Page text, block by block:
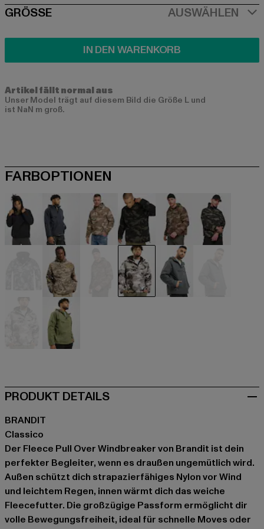
SIZE
GRÖSSE AUSWÄHLEN
IN DEN WARENKORB
Artikel fällt normal aus
Unser Model trägt auf diesem Bild die Größe L und
ist NaN m groß.
FARBOPTIONEN
schwarzblau camouflagecamouflagecamouflage
camouflagecamouflage
PRODUKT DETAILS
BRANDIT
Classico
Der Fleece Pull Over Windbreaker von Brandit ist dein
perfekter Begleiter, wenn es draußen ungemütlich wird.
Außen schützt dich strapazierfähiges Nylon vor Wind
und leichtem Regen, innen wärmt dich das weiche
Fleecefutter. Die großzügige Passform ermöglicht dir
volle Bewegungsfreiheit, ideal für schnelle Moves oder